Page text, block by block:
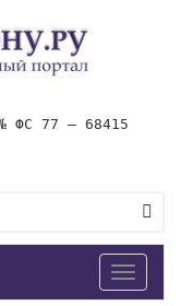
ФС 77 – 68415
Toggle